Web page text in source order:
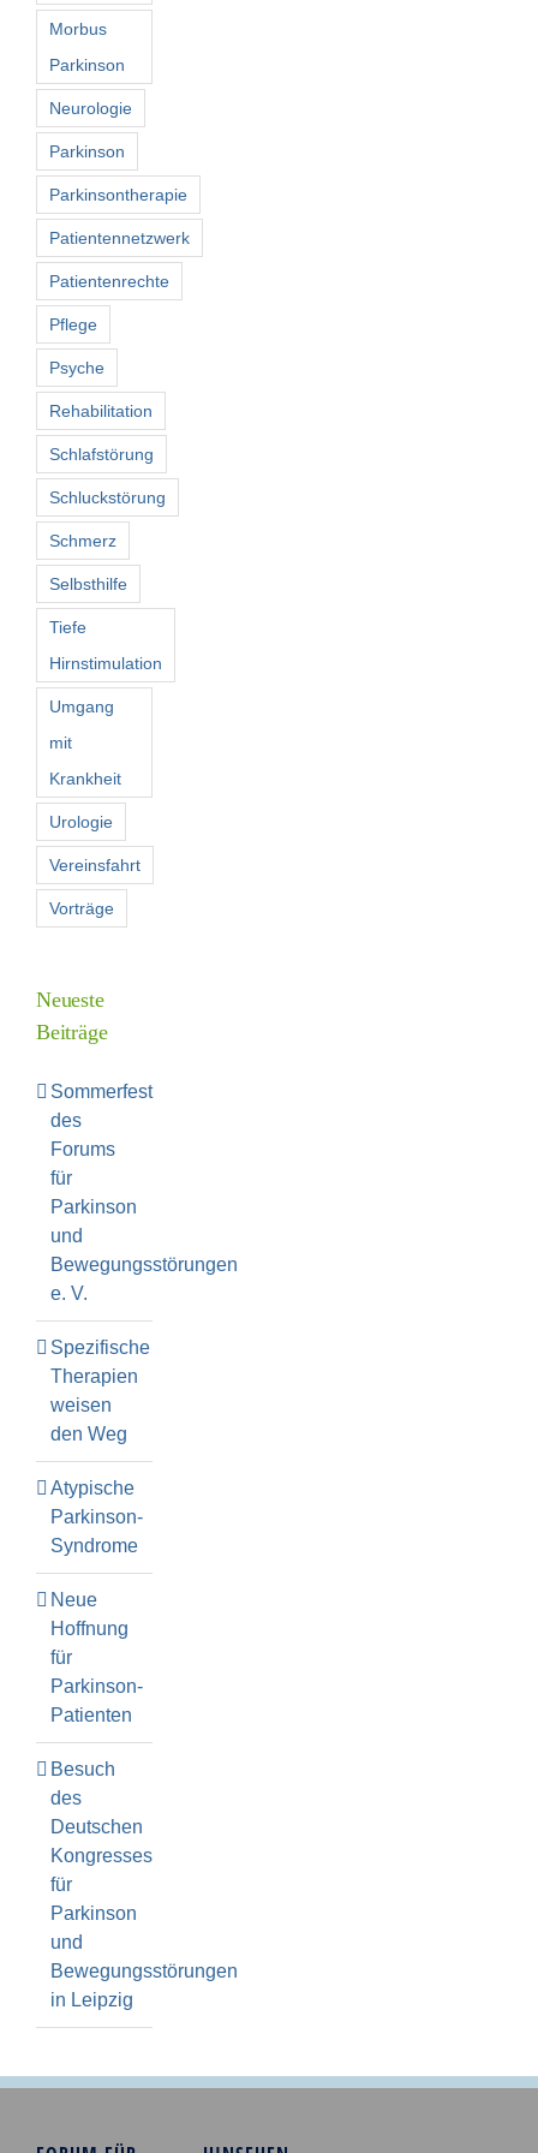
Morbus
Parkinson
Neurologie
Parkinson
Parkinsontherapie
Patientennetzwerk
Patientenrechte
Pflege
Psyche
Rehabilitation
Schlafstörung
Schluckstörung
Schmerz
Selbsthilfe
Tiefe
Hirnstimulation
Umgang
mit
Krankheit
Urologie
Vereinsfahrt
Vorträge
Neueste
Beiträge
Sommerfest
des
Forums
für
Parkinson
und
Bewegungsstörungen
e. V.
Spezifische
Therapien
weisen
den Weg
Atypische
Parkinson-
Syndrome
Neue
Hoffnung
für
Parkinson-
Patienten
Besuch
des
Deutschen
Kongresses
für
Parkinson
und
Bewegungsstörungen
in Leipzig